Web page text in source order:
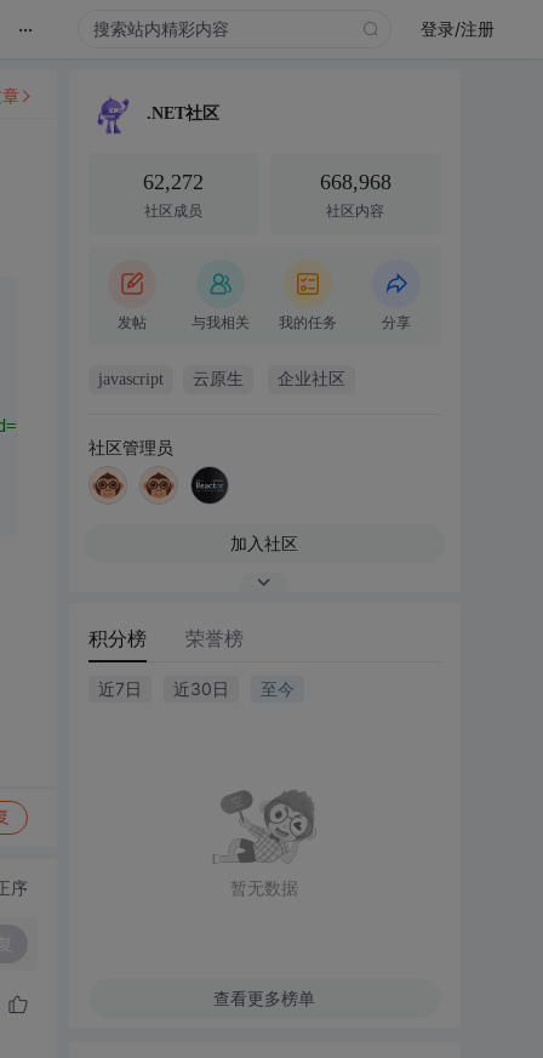
... 登录/注册
序
.NET社区
62,272
社区成员
668,968
社区内容
发帖 与我相关 我的任务 分享
javascript 云原生 企业社区
社区管理员
加入社区
积分榜 荣誉榜
近7日 近30日 至今
暂无数据
查看更多榜单